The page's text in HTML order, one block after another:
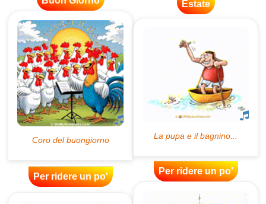
Estate
Per ridere un po'
Per ridere un po'